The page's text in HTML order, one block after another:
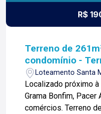
R$
Terreno de
condomínio -
Loteamento Santa
Localizado próximo à
Grama Bonfim,
comércios. Terreno de 261m² com: -Topografia